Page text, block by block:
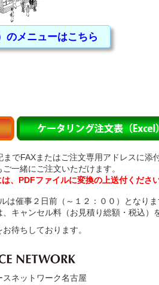
のメニューはこちら
でFAXまたはご注文専用アドレスに添
一緒にご注文いただけます。
、PDFファイルに変換の上送付ください
催事２日前（～１２：００）となりま
キャンセル料（お見積り総額・税込）
待ちしております。
ネットワーク名古屋